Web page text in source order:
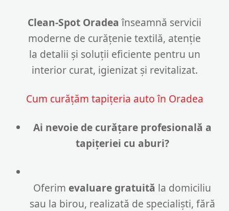
Clean-Spot Oradea înseamnă servicii
moderne de curățenie textilă, atenție
la detalii și soluții eficiente pentru un
interior curat, igienizat și revitalizat.
Cum curățăm tapițeria auto în Oradea
Ai nevoie de curățare profesională a
tapițeriei cu aburi?
Oferim evaluare gratuită la domiciliu
sau la birou, realizată de specialiști, fără